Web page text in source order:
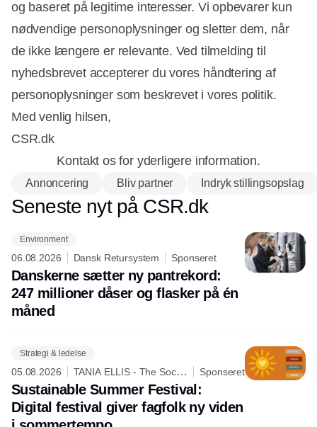
og baseret på legitime interesser. Vi opbevarer kun
nødvendige personoplysninger og sletter dem, når
de ikke længere er relevante. Ved tilmelding til
nyhedsbrevet accepterer du vores håndtering af
personoplysninger som beskrevet i vores politik.
Med venlig hilsen,
CSR.dk
Kontakt os for yderligere information.
Annoncering Bliv partner Indryk stillingsopslag
Seneste nyt på CSR.dk
Environment
06.08.2026 Dansk Retursystem Sponseret
Danskerne sætter ny pantrekord:
247 millioner dåser og flasker på én
måned
Strategi & ledelse
05.08.2026
TANIA ELLIS - The Social
Business Company
Sponseret
Sustainable Summer Festival:
Digital festival giver fagfolk ny viden